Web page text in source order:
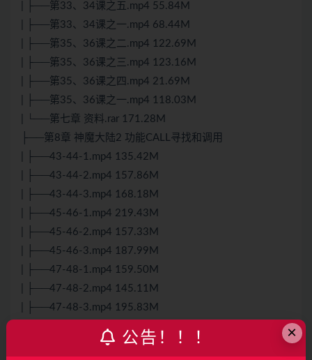
| ├──第33、34课之五.mp4 55.84M
| ├──第33、34课之一.mp4 68.44M
| ├──第35、36课之二.mp4 122.69M
| ├──第35、36课之三.mp4 123.16M
| ├──第35、36课之四.mp4 21.69M
| ├──第35、36课之一.mp4 118.03M
| └──第七章 资料.rar 171.28M
├──第8章 神魔大陆2 功能CALL寻找和调用
| ├──43-44-1.mp4 135.42M
| ├──43-44-2.mp4 157.86M
| ├──43-44-3.mp4 168.18M
| ├──45-46-1.mp4 219.43M
| ├──45-46-2.mp4 157.33M
| ├──45-46-3.mp4 187.99M
| ├──47-48-1.mp4 159.50M
| ├──47-48-2.mp4 145.11M
| ├──47-48-3.mp4 195.83M
| ├──47-48-4.mp4 86.18M
| ├──第37、38课之二.mp4 88.44M
×
公告！！！